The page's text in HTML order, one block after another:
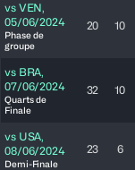
vs VEN,
05/06/2024
Phase de
groupe
20 10
vs BRA,
07/06/2024
Quarts de
Finale
32 10
vs USA,
08/06/2024
Demi-Finale
23 6